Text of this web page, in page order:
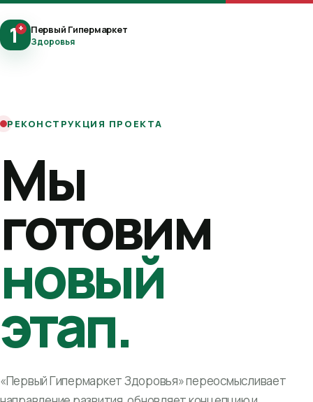
1+ Первый Гипермаркет
Здоровья
РЕКОНСТРУКЦИЯ ПРОЕКТА
Мы
готовим
новый
этап.
«Первый Гипермаркет Здоровья» переосмысливает